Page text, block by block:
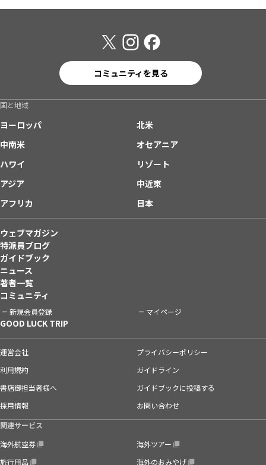
コミュニティを見る
国と地域
ヨーロッパ
北米
中南米
オセアニア
ハワイ
リゾート
アジア
中近東
アフリカ
日本
ウェブマガジン
特派員ブログ
ガイドブック
ニュース
著者一覧
コミュニティ
新規会員登録 マイページ
GOOD LUCK TRIP
運営会社
プライバシーポリシー
利用規約
ガイドライン
書店御担当者様へ
ガイドブックに投稿する
採用情報
お問い合わせ
関連サービス
海外航空券
海外ツアー
旅行用品
海外のおみやげ